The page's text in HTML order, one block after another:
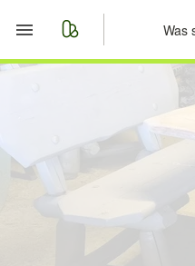
Merkliste
Nachrichten
Anzeige aufgeben